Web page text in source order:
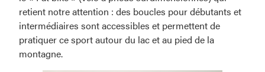
retient notre attention : des boucles pour débutants et
intermédiaires sont accessibles et permettent de
pratiquer ce sport autour du lac et au pied de la
montagne.